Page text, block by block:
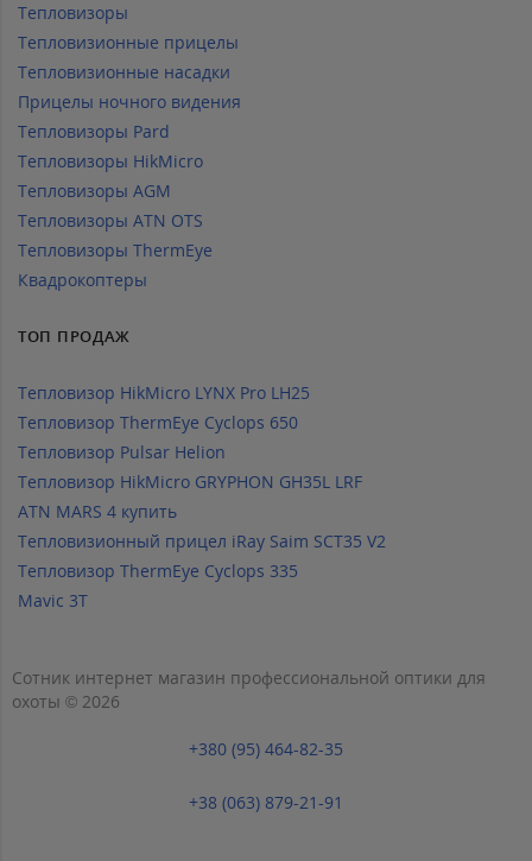
Тепловизоры
Тепловизионные прицелы
Тепловизионные насадки
Прицелы ночного видения
Тепловизоры Pard
Тепловизоры HikMicro
Тепловизоры AGM
Тепловизоры ATN OTS
Тепловизоры ThermEye
Квадрокоптеры
ТОП ПРОДАЖ
Тепловизор HikMicro LYNX Pro LH25
Тепловизор ThermEye Cyclops 650
Тепловизор Pulsar Helion
Тепловизор HikMicro GRYPHON GH35L LRF
ATN MARS 4 купить
Тепловизионный прицел iRay Saim SCT35 V2
Тепловизор ThermEye Cyclops 335
Mavic 3T
Сотник интернет магазин профессиональной оптики для
охоты © 2026
+380 (95) 464-82-35
+38 (063) 879-21-91